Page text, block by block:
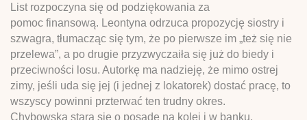
List rozpoczyna się od podziękowania za
pomoc finansową. Leontyna odrzuca propozycję siostry i
szwagra, tłumacząc się tym, że po pierwsze im „też się nie
przelewa”, a po drugie przyzwyczaiła się już do biedy i
przeciwności losu. Autorkę ma nadzieję, że mimo ostrej
zimy, jeśli uda się jej (i jednej z lokatorek) dostać pracę, to
wszyscy powinni przterwać ten trudny okres.
Chybowska stara się o posadę na kolei i w banku,